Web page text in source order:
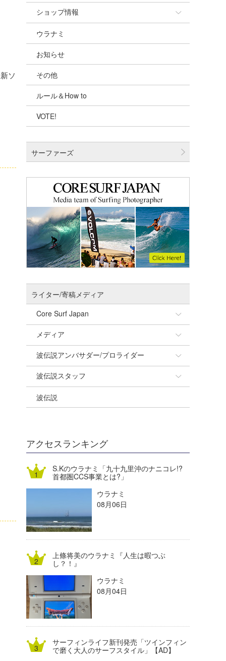
ソ
ショップ情報
ショップ情報
湘南
千葉北
伊豆
千葉南
四国
沖縄
ウラナミ
お知らせ
その他
ルール＆How to
VOTE!
サーファーズ
ライター/寄稿メディア
Core Surf Japan
Naoya Kimoto
mitsuteru Kamio
Yasunari Inoue
Yoshiyuki Obata
DELTA FORCE SURF
熊谷素子
メディア
SURFMEDIA
Colors MAGAZINE
WAVAL
波伝説アンバサダー/プロライダー
福島寿実子
中浦“JET”章
進士剛光
植村未来
大野”MAR”修聖
喜納海人
波伝説スタッフ
☆加藤
Aichan
ECE
H
KID
KOBU
KY
MIN
mitz
OYZ
波伝説
アクセスランキング
S.Kのウラナミ「九十九里沖のナニコレ!?
首都圏CCS事業とは?」
ウラナミ
08月06日
上條将美のウラナミ『人生は暇つぶ
し？！』
ウラナミ
08月04日
サーフィンライフ新刊発売「ツインフィン
で磨く大人のサーフスタイル」【AD】